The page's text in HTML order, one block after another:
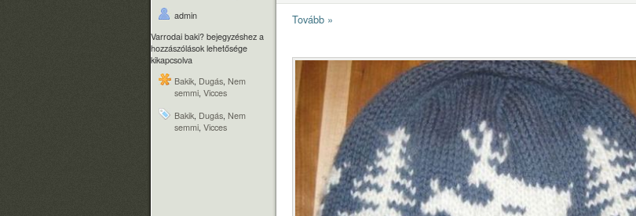
admin
Varrodai baki? bejegyzéshez a
hozzászólások lehetősége
kikapcsolva
Bakik, Dugás, Nem
semmi, Vicces
Bakik, Dugás, Nem
semmi, Vicces
Tovább »